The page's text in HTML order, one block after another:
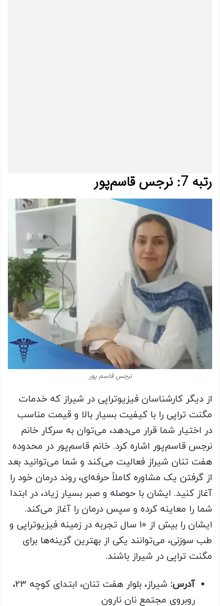
رتبه 7: نرجس قاسم‌پور
نرجس قاسم پور
از دیگر کارشناسان فیزیوتراپی در شیراز که خدمات
مگنت تراپی را با کیفیت بسیار بالا و قیمت مناسب
در اختیار شما قرار می‌دهد، می‌توان به سرکار خانم
نرجس قاسم‌پور اشاره کرد. خانم قاسم‌پور در محدوده
هفت تنان شیراز فعالیت می‌کند و شما می‌توانید بعد
از گرفتن یک مشاوره کاملاً حرفه‌ای، روند درمان خود را
آغاز کنید. ایشان با حوصله و صبر بسیار زیاد، در ابتدا
شما را معاینه کرده و سپس درمان را آغاز می‌کند.
ایشان را بیش از ۱۰ سال تجربه در زمینه فیزیوتراپی و
طب سوزنی، می‌توانند یکی از بهترین گزینه‌ها برای
مگنت تراپی در شیراز باشند.
آدرس:
شیراز، بلوار هفت تنان، ابتدای کوچه 23،
روبروی مجتمع نان نارون